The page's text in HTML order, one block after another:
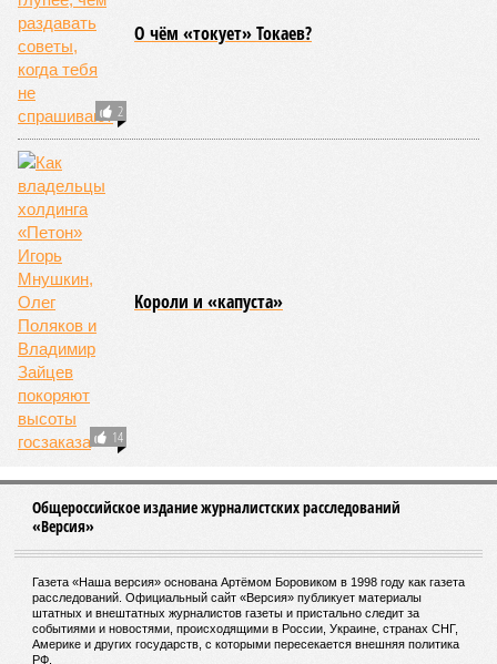
в 1986 году остаётся одним из наиболее чудовищных
примеров: более 1700 человек и тысячи голов скота
погибли из-за внезапного выброса CO₂, накрывшего
близлежащие деревни.
И здесь мы плавно подходим к тому, чем все эти
стихийные бедствия могут закончиться. А именно – к
социальному коллапсу, то есть фактическому упадку
развитой цивилизации, зачастую с последующим её
полным уничтожением. Среди причин такого трагического
развития событий учёные называют деградацию
окружающей среды, истощение ресурсов и болезни. А ведь
любая природная катастрофа непременно ведёт именно к
этому – экономическому кризису, эпидемиям, голоду,
резкому сокращению численности населения. Так погибли
цивилизации шумеров, майя, кхмеров – список не
исчерпывающий. Какая цивилизация будет следующей?
Возраст
бессмертия
Инфантино
отступил и объявил
продажи доли прав
на чемпионат мира
КОММЕНТАРИИ 1